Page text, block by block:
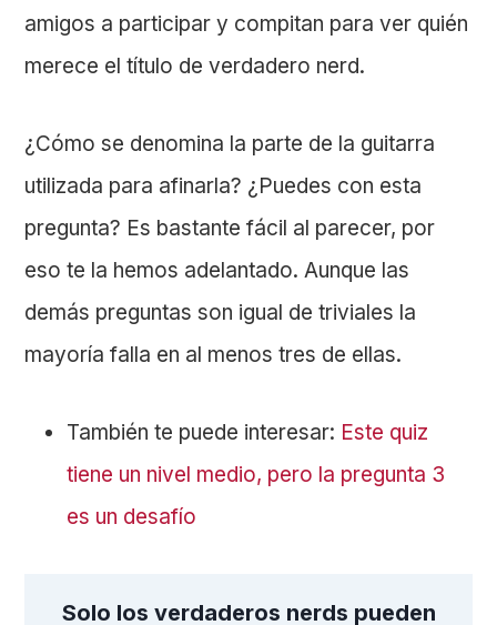
amigos a participar y compitan para ver quién
merece el título de verdadero nerd.
¿Cómo se denomina la parte de la guitarra
utilizada para afinarla? ¿Puedes con esta
pregunta? Es bastante fácil al parecer, por
eso te la hemos adelantado. Aunque las
demás preguntas son igual de triviales la
mayoría falla en al menos tres de ellas.
También te puede interesar: Este quiz
tiene un nivel medio, pero la pregunta 3
es un desafío
Solo los verdaderos nerds pueden